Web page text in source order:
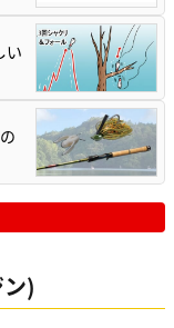
い
)